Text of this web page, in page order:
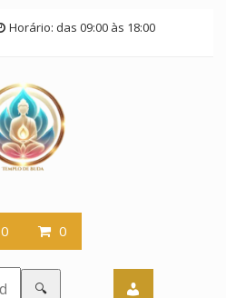
Horário: das 09:00 às 18:00
0 0
🔍